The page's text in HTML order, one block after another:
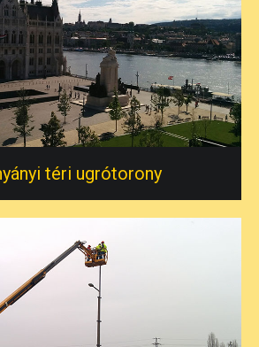
téri ugrótorony